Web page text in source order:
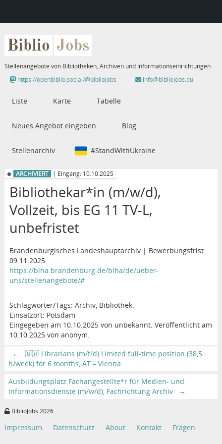
Biblio Jobs
Stellenangebote von Bibliotheken, Archiven und Informationseinrichtungen
https://openbiblio.social/@bibliojobs
— info@bibliojobs.eu
Liste Karte Tabelle
Neues Angebot eingeben Blog
Stellenarchiv #StandWithUkraine
ARCHIVIERT | Eingang: 10.10.2025
Bibliothekar*in (m/w/d),
Vollzeit, bis EG 11 TV-L,
unbefristet
Brandenburgisches Landeshauptarchiv | Bewerbungsfrist:
09.11.2025
https://blha.brandenburg.de/blha/de/ueber-
uns/stellenangebote/#
Schlagwörter/Tags: Archiv, Bibliothek.
Einsatzort: Potsdam
Eingegeben am 10.10.2025 von unbekannt. Veröffentlicht am
10.10.2025 von anonym.
←
🇺🇦 Librarians (m/f/d) Limited full-time position (38,5
h/week) for 6 months, AT – Vienna
Ausbildungsplatz Fachangestellte*r für Medien- und
Informationsdienste (m/w/d), Fachrichtung Archiv
→
BiblioJobs 2026
Impressum Datenschutz About Kontakt Fragen